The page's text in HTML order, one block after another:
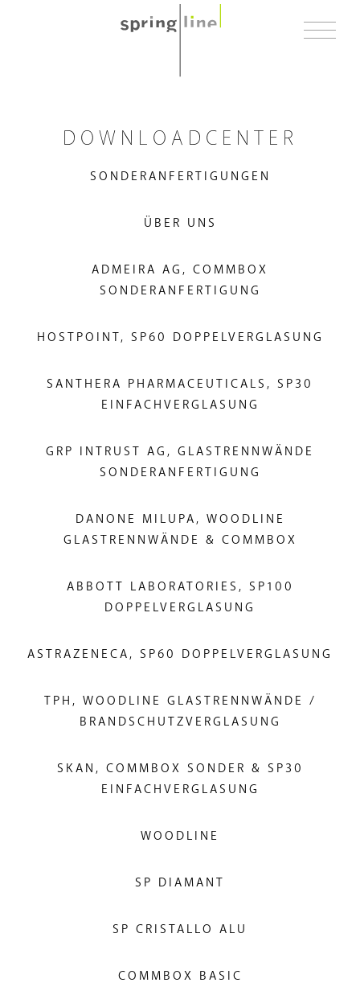
RAUM IN RAUM SYSTEME
KONTAKT
DOWNLOADCENTER
SONDERANFERTIGUNGEN
ÜBER UNS
ADMEIRA AG, COMMBOX
SONDERANFERTIGUNG
HOSTPOINT, SP60 DOPPELVERGLASUNG
SANTHERA PHARMACEUTICALS, SP30
EINFACHVERGLASUNG
GRP INTRUST AG, GLASTRENNWÄNDE
SONDERANFERTIGUNG
DANONE MILUPA, WOODLINE
GLASTRENNWÄNDE & COMMBOX
ABBOTT LABORATORIES, SP100
DOPPELVERGLASUNG
ASTRAZENECA, SP60 DOPPELVERGLASUNG
TPH, WOODLINE GLASTRENNWÄNDE /
BRANDSCHUTZVERGLASUNG
SKAN, COMMBOX SONDER & SP30
EINFACHVERGLASUNG
WOODLINE
SP DIAMANT
SP CRISTALLO ALU
COMMBOX BASIC